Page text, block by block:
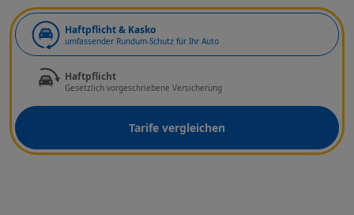
Haftpflicht & Kasko
umfassender Rundum-Schutz für Ihr Auto
Haftpflicht
Gesetzlich vorgeschriebene Versicherung
Tarife vergleichen